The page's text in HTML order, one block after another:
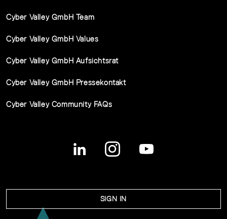
Cyber Valley GmbH Team
Cyber Valley GmbH Values
Cyber Valley GmbH Aufsichtsrat
Cyber Valley GmbH Pressekontakt
Cyber Valley Community FAQs
SIGN IN